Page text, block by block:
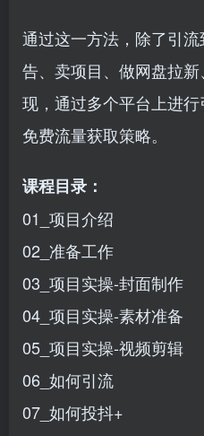
通过这一方法，除了引
告、卖项目、做网盘拉
现，通过多个平台上进
免费流量获取策略。
课程目录：
01_项目介绍
02_准备工作
03_项目实操-封面制作
04_项目实操-素材准备
05_项目实操-视频剪辑
06_如何引流
07_如何投抖+